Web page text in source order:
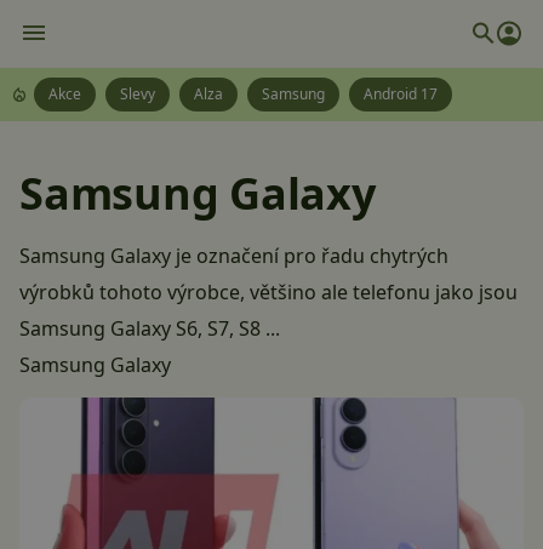
Akce Slevy Alza Samsung Android 17
Samsung Galaxy
Samsung Galaxy je označení pro řadu chytrých
výrobků tohoto výrobce, většino ale telefonu jako jsou
Samsung Galaxy S6, S7, S8 ...
Samsung Galaxy